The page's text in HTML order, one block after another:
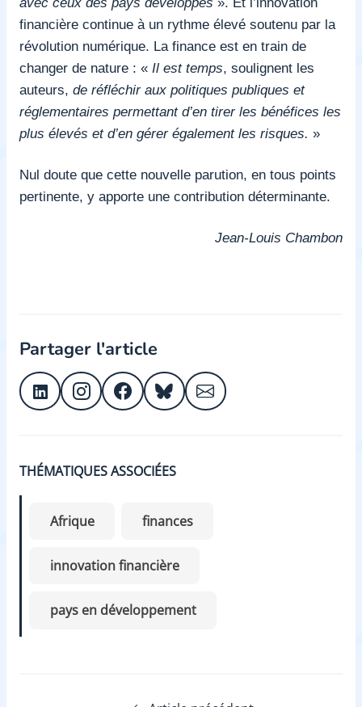
financière continue à un rythme élevé soutenu par la
révolution numérique. La finance est en train de
changer de nature : « Il est temps, soulignent les
auteurs, de réfléchir aux politiques publiques et
réglementaires permettant d’en tirer les bénéfices les
plus élevés et d’en gérer également les risques. »
Nul doute que cette nouvelle parution, en tous points
pertinente, y apporte une contribution déterminante.
Jean-Louis Chambon
Partager l'article
THÉMATIQUES ASSOCIÉES
Afrique finances
innovation financière
pays en développement